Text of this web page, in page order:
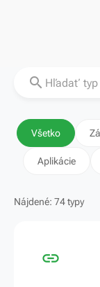
search
Všetko
Aplikácie
Nájdené: 74 typy
link